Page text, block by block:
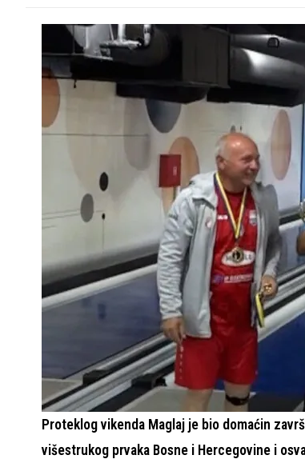
Proteklog vikenda Maglaj je bio domaćin
višestrukog prvaka Bosne i Hercegovine i